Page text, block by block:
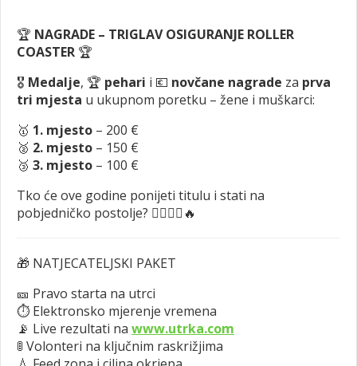
🏆 NAGRADE – TRIGLAV OSIGURANJE ROLLER
COASTER 🏆
🎖 Medalje, 🏆 pehari i 💶 novčane nagrade za prva
tri mjesta u ukupnom poretku – žene i muškarci:
🥇 1. mjesto – 200 €
🥈 2. mjesto – 150 €
🥉 3. mjesto – 100 €
Tko će ove godine ponijeti titulu i stati na
pobjedničko postolje? 🚴‍♀️🚴‍♂️🔥
🎁 NATJECATELJSKI PAKET
🎫 Pravo starta na utrci
⏱ Elektronsko mjerenje vremena
📡 Live rezultati na www.utrka.com
🚦 Volonteri na ključnim raskrižjima